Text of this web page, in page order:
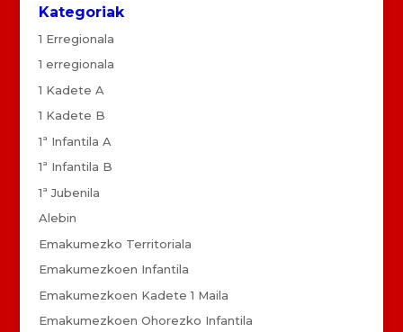
Kategoriak
1 Erregionala
1 erregionala
1 Kadete A
1 Kadete B
1ª Infantila A
1ª Infantila B
1ª Jubenila
Alebin
Emakumezko Territoriala
Emakumezkoen Infantila
Emakumezkoen Kadete 1 Maila
Emakumezkoen Ohorezko Infantila